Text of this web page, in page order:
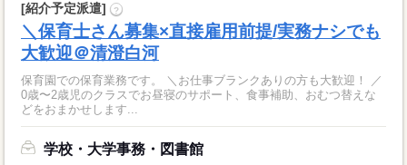
[紹介予定派遣] ?
＼保育士さん募集×直接雇用前提/実務ナシでも
大歓迎＠清澄白河
保育園での保育業務です。 ＼お仕事ブランクありの方も大歓迎！ ／
0歳〜2歳児のクラスでお昼寝のサポート、食事補助、おむつ替えな
どをおまかせします...
学校・大学事務・図書館